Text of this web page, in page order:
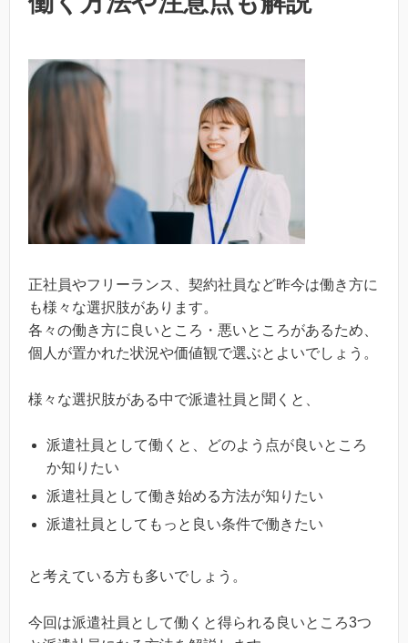
正社員やフリーランス、契約社員など昨今は働き方に
も様々な選択肢があります。
各々の働き方に良いところ・悪いところがあるため、
個人が置かれた状況や価値観で選ぶとよいでしょう。
様々な選択肢がある中で派遣社員と聞くと、
派遣社員として働くと、どのよう点が良いところ
か知りたい
派遣社員として働き始める方法が知りたい
派遣社員としてもっと良い条件で働きたい
と考えている方も多いでしょう。
今回は派遣社員として働くと得られる良いところ3つ